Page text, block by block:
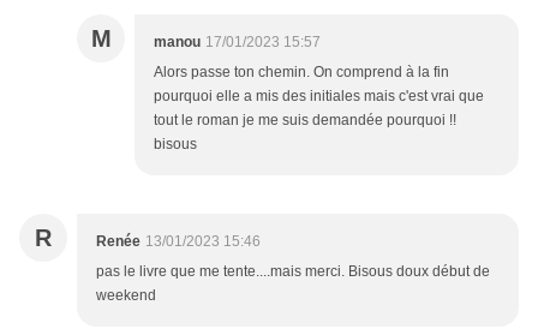
M manou 17/01/2023 15:57
Alors passe ton chemin. On comprend à la fin
pourquoi elle a mis des initiales mais c'est vrai que
tout le roman je me suis demandée pourquoi !!
bisous
R Renée 13/01/2023 15:46
pas le livre que me tente....mais merci. Bisous doux début de
weekend